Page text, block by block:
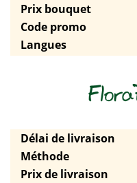
Prix bouquet
Code promo
Langues
Délai de livraison
Méthode
Prix de livraison